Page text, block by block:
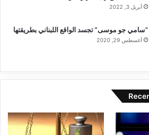
أبريل 3, 2022
“سامي جو موسى” تجسد الواقع اللبناني بطريقتها
أغسطس 29, 2020